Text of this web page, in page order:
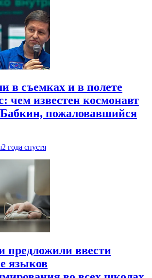
в съемках и в полете
чем известен космонавт
пожаловавшийся
2 года спустя
предложили ввести
языков